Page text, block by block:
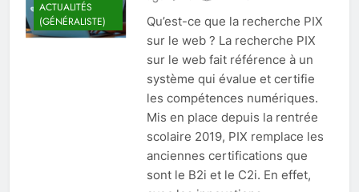
ACTUALITÉS
(GÉNÉRALISTE)
Qu’est-ce que la recherche PIX
sur le web ? La recherche PIX
sur le web fait référence à un
système qui évalue et certifie
les compétences numériques.
Mis en place depuis la rentrée
scolaire 2019, PIX remplace les
anciennes certifications que
sont le B2i et le C2i. En effet,